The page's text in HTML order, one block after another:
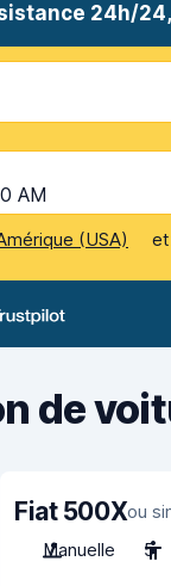
24h/
AM
(USA)
de
Fiat 500Xou
Manuelle
5